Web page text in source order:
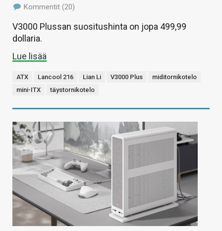
Kommentit (20)
V3000 Plussan suositushinta on jopa 499,99
dollaria.
Lue lisää
ATX Lancool 216 Lian Li V3000 Plus
miditornikotelo
mini-ITX
täystornikotelo